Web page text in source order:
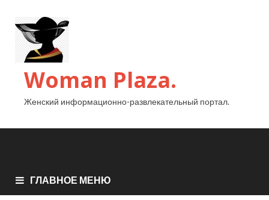
Woman Plaza.
Женский информационно-развлекательный портал.
ГЛАВНОЕ МЕНЮ